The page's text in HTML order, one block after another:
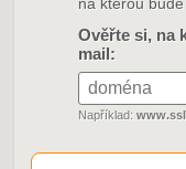
Ověřte si, na
mail:
Například: